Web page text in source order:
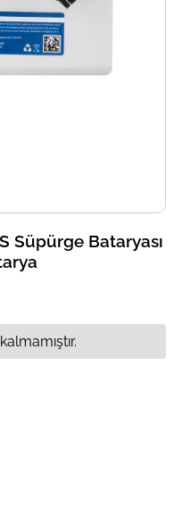
Süpürge Bataryası